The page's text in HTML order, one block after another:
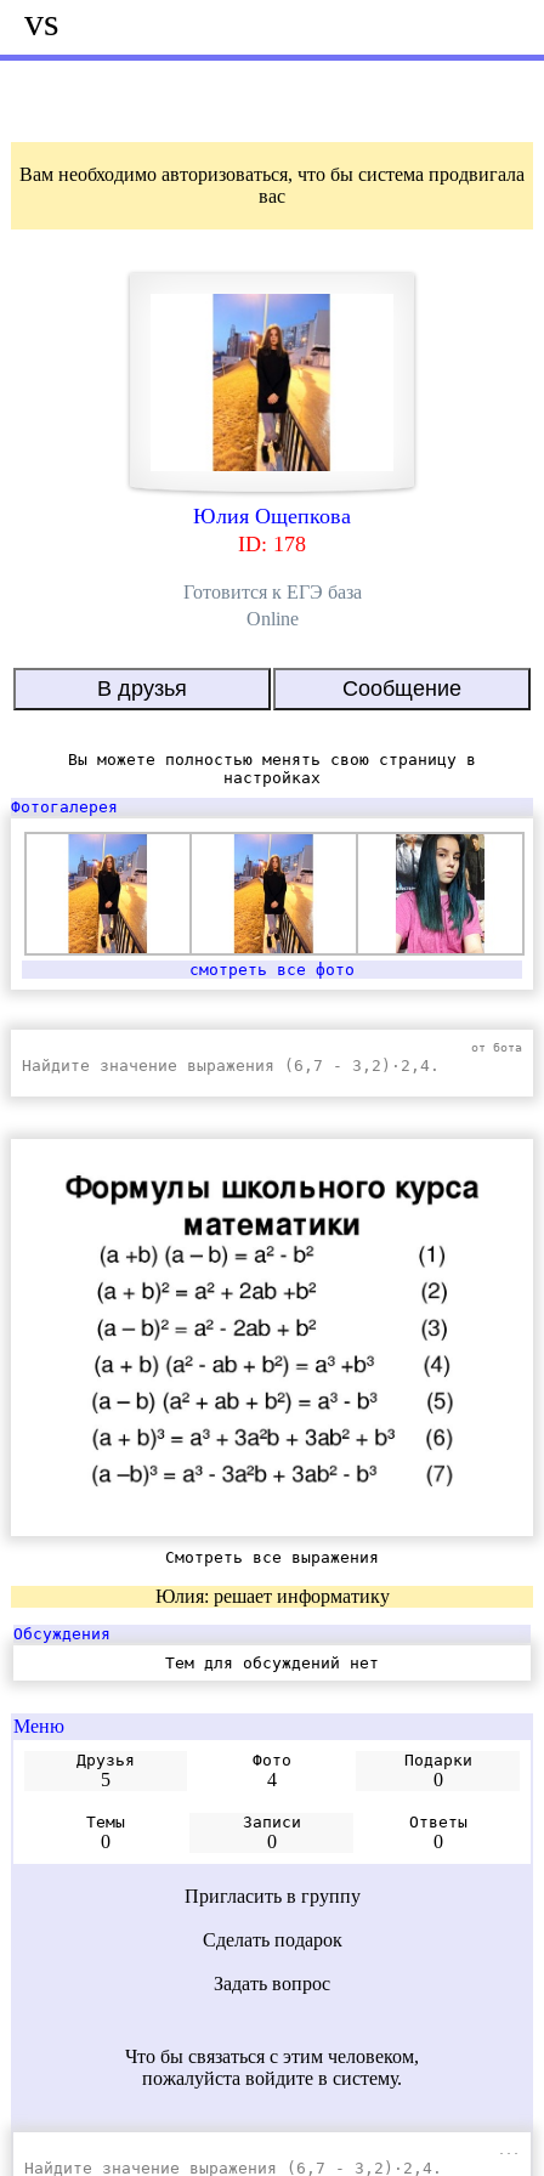
vs
Вам необходимо авторизоваться, что бы система продвигала
вас
Юлия Ощепкова
ID: 178
Готовится к EГЭ база
Online
Вы можете полностью менять свою страницу в
настройках
Фотогалерея
смотреть все фото
от бота
Найдите значение выражения (6,7 - 3,2)·2,4.
Смотреть все выражения
Юлия: решает информатику
Обсуждения
Тем для обсуждений нет
Меню
Друзья
5
Фото
4
Подарки
0
Темы
0
Записи
0
Ответы
0
Пригласить в группу
Сделать подарок
Задать вопрос
Что бы связаться с этим человеком,
пожалуйста войдите в систему.
Найдите значение выражения (6,7 - 3,2)·2,4.